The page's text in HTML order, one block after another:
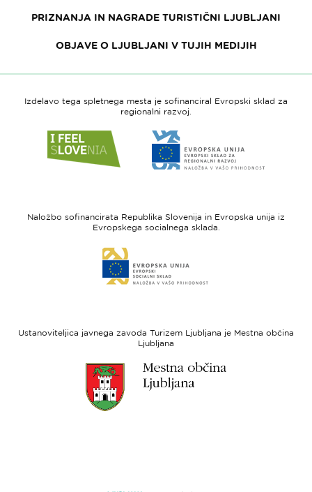
PRIZNANJA IN NAGRADE TURISTIČNI LJUBLJANI
OBJAVE O LJUBLJANI V TUJIH MEDIJIH
Izdelavo tega spletnega mesta je sofinanciral Evropski sklad za
regionalni razvoj.
do
spletne
Slovenia
do
spletne
-
regionalni
Naložbo sofinancirata Republika Slovenija in Evropska unija iz
Evropskega socialnega sklada.
do
spletne
sklad
Ustanoviteljica javnega zavoda Turizem Ljubljana je Mestna občina
Ljubljana